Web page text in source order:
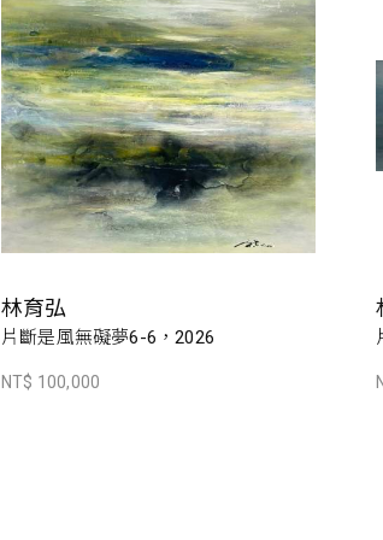
林育弘
片斷是風無礙夢6-6，2026
NT$ 100,000